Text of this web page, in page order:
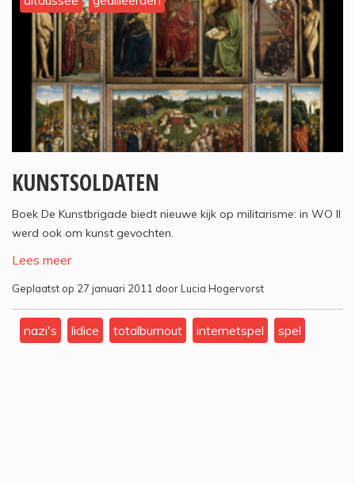
KUNSTSOLDATEN
Boek De Kunstbrigade biedt nieuwe kijk op militarisme: in WO II
werd ook om kunst gevochten.
Lees meer
Geplaatst op 27 januari 2011 door Lucia Hogervorst
nazi's lidice totalburnout internetspel spel